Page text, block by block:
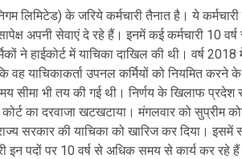
के जरिये कर्मचारी तैनात है। ये कर्मचारी
अपनी सेवाएं दे रहे हैं। इनमें कई कर्मचारी 10
ने हाईकोर्ट में याचिका दाखिल की थी। वर्ष
याचिकाकर्ता उपनल कर्मियों को नियमित करने के
भी तय की गई थी। निर्णय के खिलाफ प्रदेश
का दरवाजा खटखटाया। मंगलवार को सुप्रीम
सरकार की याचिका को खारिज कर दिया। इसमें
इन पदों पर 10 वर्ष से अधिक समय से कार्य कर रहे